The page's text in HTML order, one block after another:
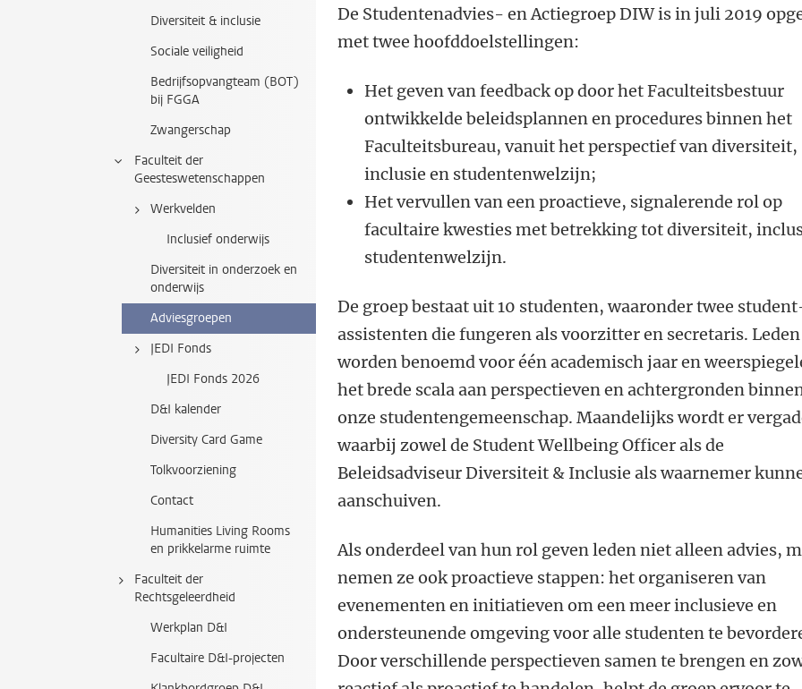
Diversiteit & inclusie
Sociale veiligheid
Bedrijfsopvangteam (BOT)
bij FGGA
Zwangerschap
Faculteit der
Geesteswetenschappen
Werkvelden
Inclusief onderwijs
Diversiteit in onderzoek en
onderwijs
Adviesgroepen
JEDI Fonds
JEDI Fonds 2026
D&I kalender
Diversity Card Game
Tolkvoorziening
Contact
Humanities Living Rooms
en prikkelarme ruimte
Faculteit der
Rechtsgeleerdheid
Werkplan D&I
Facultaire D&I-projecten
De Studentenadvies- en Actiegroep DIW is in juli 2019
met twee hoofddoelstellingen:
Het geven van feedback op door het Faculteitsbestuur
ontwikkelde beleidsplannen en procedures binnen het
Faculteitsbureau, vanuit het perspectief van diversiteit,
inclusie en studentenwelzijn;
Het vervullen van een proactieve, signalerende rol op
facultaire kwesties met betrekking tot diversiteit,
studentenwelzijn.
De groep bestaat uit 10 studenten, waaronder twee
assistenten die fungeren als voorzitter en secretaris. Leden
worden benoemd voor één academisch jaar en
het brede scala aan perspectieven en achtergronden
onze studentengemeenschap. Maandelijks wordt er
waarbij zowel de Student Wellbeing Officer als de
Beleidsadviseur Diversiteit & Inclusie als waarnemer
aanschuiven.
Als onderdeel van hun rol geven leden niet alleen advies,
nemen ze ook proactieve stappen: het organiseren van
evenementen en initiatieven om een meer inclusieve en
ondersteunende omgeving voor alle studenten te
Door verschillende perspectieven samen te brengen en